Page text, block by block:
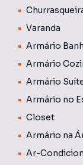
Varanda
Armário
Armário
Armário
Armário no
Closet
Armário na
Ar-